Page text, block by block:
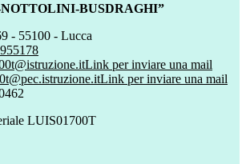
BUSDRAGHI”
- 55100 - Lucca
Link per inviare una mail
Link per inviare una mail
LUIS01700T